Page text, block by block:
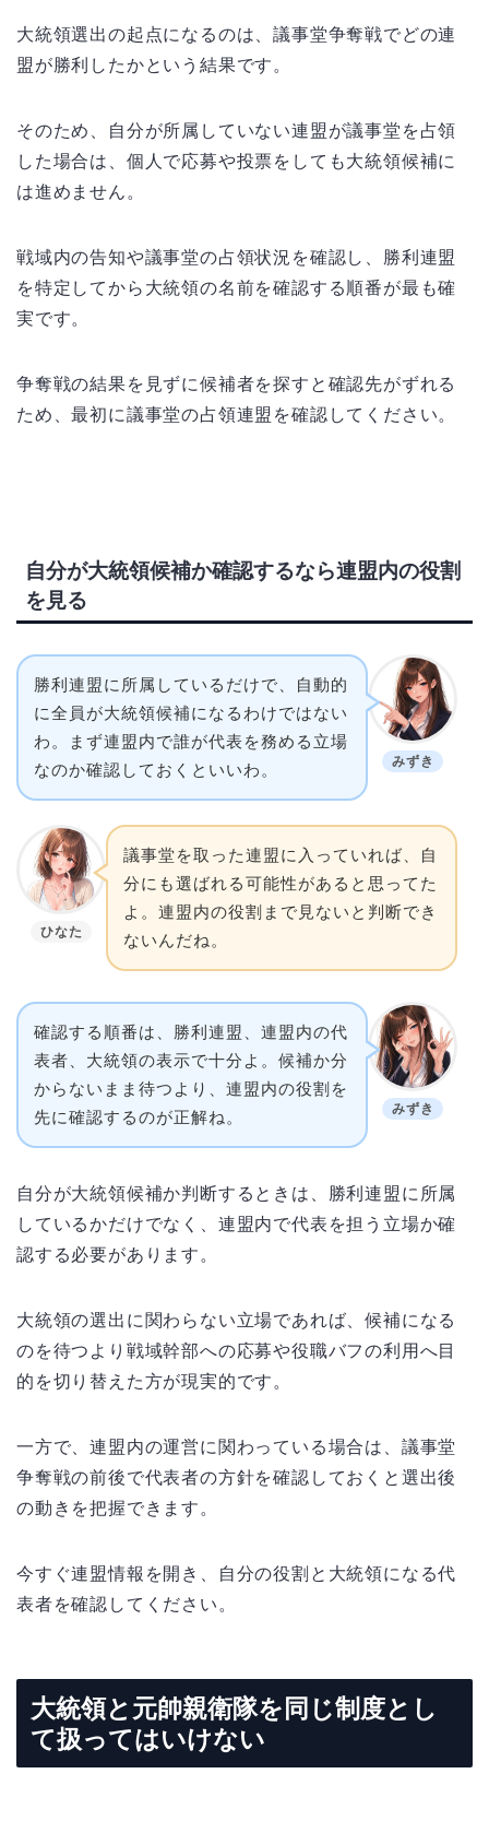
大統領選出の起点になるのは、議事堂争奪戦でどの連
盟が勝利したかという結果です。
そのため、自分が所属していない連盟が議事堂を占領
した場合は、個人で応募や投票をしても大統領候補に
は進めません。
戦域内の告知や議事堂の占領状況を確認し、勝利連盟
を特定してから大統領の名前を確認する順番が最も確
実です。
争奪戦の結果を見ずに候補者を探すと確認先がずれる
ため、最初に議事堂の占領連盟を確認してください。
自分が大統領候補か確認するなら連盟内の役割
を見る
みずき
勝利連盟に所属しているだけで、自動的
に全員が大統領候補になるわけではない
わ。まず連盟内で誰が代表を務める立場
なのか確認しておくといいわ。
ひなた
議事堂を取った連盟に入っていれば、自
分にも選ばれる可能性があると思ってた
よ。連盟内の役割まで見ないと判断でき
ないんだね。
みずき
確認する順番は、勝利連盟、連盟内の代
表者、大統領の表示で十分よ。候補か分
からないまま待つより、連盟内の役割を
先に確認するのが正解ね。
自分が大統領候補か判断するときは、勝利連盟に所属
しているかだけでなく、連盟内で代表を担う立場か確
認する必要があります。
大統領の選出に関わらない立場であれば、候補になる
のを待つより戦域幹部への応募や役職バフの利用へ目
的を切り替えた方が現実的です。
一方で、連盟内の運営に関わっている場合は、議事堂
争奪戦の前後で代表者の方針を確認しておくと選出後
の動きを把握できます。
今すぐ連盟情報を開き、自分の役割と大統領になる代
表者を確認してください。
大統領と元帥親衛隊を同じ制度とし
て扱ってはいけない